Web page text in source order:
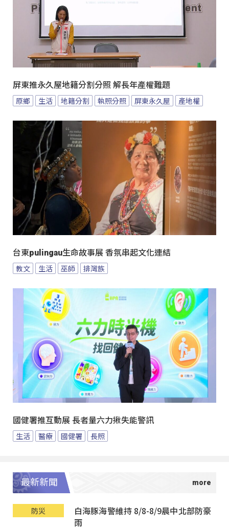
屏東推永久屋地籍分割分照 解長年產權難題
原鄉 生活 地籍分割 執照分照 屏東永久屋 產地權
台東pulingau生命故事展 香氛串起文化連結
教文 生活 巫師 排灣族
國健署推互動展 長者量六力揪失能警訊
生活 醫療 國健署 長照
最新新聞
防災
白海豚海警維持 8/8-8/9晨中北部防豪
雨